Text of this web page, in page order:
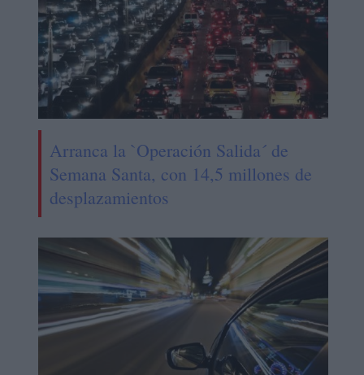
Arranca la `Operación Salida´ de
Semana Santa, con 14,5 millones de
desplazamientos